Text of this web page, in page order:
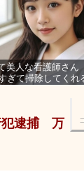
美人な看護師さん
ぎて掃除してくれ
犯逮捕 万